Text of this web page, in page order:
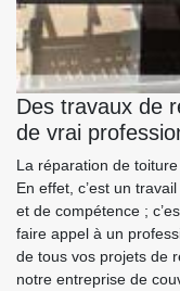
Des travaux de
de vrai
La réparation de
En effet, c’est un
et de compétence ;
faire appel à un
de tous vos projets de
notre entreprise de